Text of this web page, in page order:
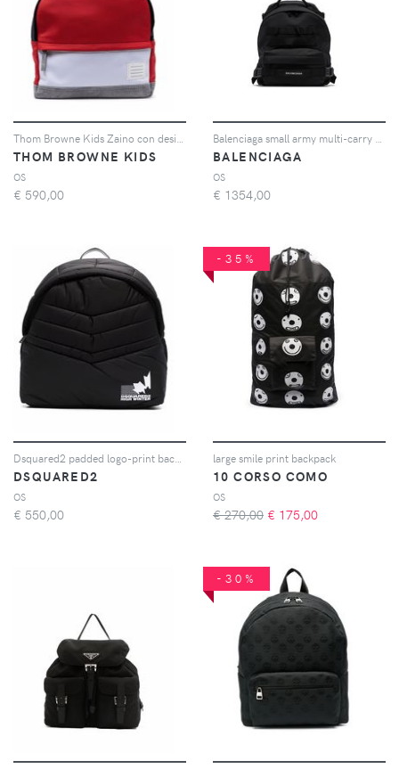
THOM BROWNE KIDS
OS
€ 590,00
BALENCIAGA
OS
€ 1354,00
DSQUARED2
OS
€ 550,00
-35%
large smile print backpack
10 CORSO COMO
OS
€ 270,00 € 175,00
-30%